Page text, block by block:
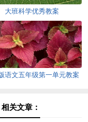
大班科学优秀教案
语文五年级第一单元教案
关文章：